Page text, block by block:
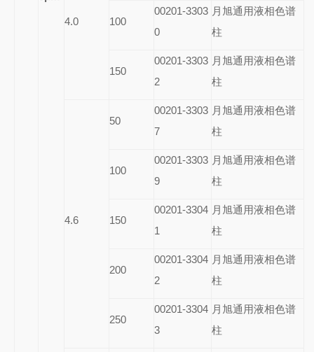
4.0 100
00201-3303
0
月旭通用液相色谱
柱
150
00201-3303
2
月旭通用液相色谱
柱
4.6
50
00201-3303
7
月旭通用液相色谱
柱
100
00201-3303
9
月旭通用液相色谱
柱
150
00201-3304
1
月旭通用液相色谱
柱
200
00201-3304
2
月旭通用液相色谱
柱
250
00201-3304
3
月旭通用液相色谱
柱